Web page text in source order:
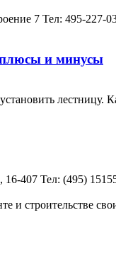
7 Teл: 495-
плюсы и минусы
16-407 Teл: (495)
и строительстве